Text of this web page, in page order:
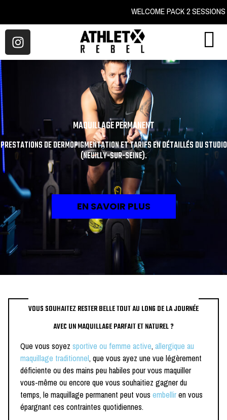
WELCOME PACK 2
MAQUILLAGE PERMANENT
PRESTATIONS DE DERMOPIGMENTATION ET TARIFS EN DÉTAILLÉS DU STUDIO
(NEUILLY-SUR-SEINE).
EN SAVOIR PLUS
VOUS SOUHAITEZ RESTER BELLE TOUT AU LONG DE LA JOURNÉE
AVEC UN MAQUILLAGE PARFAIT ET NATUREL ?
Que vous soyez sportive ou femme active, allergique au
maquillage traditionnel, que vous ayez une vue légèrement
déficiente ou des mains peu habiles pour vous maquiller
vous-même ou encore que vous souhaitiez gagner du
temps, le maquillage permanent peut vous embelliren vous
épargnant ces contraintes quotidiennes.